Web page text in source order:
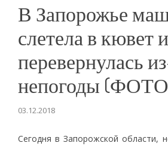
В Запорожье
слетела в кювет и
перевернулась
непогоды
03.12.2018
Сегодня в Запорожской области,